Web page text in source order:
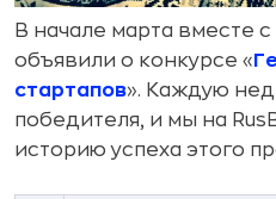
В начале марта вместе
объявили о конкурсе «
стартапов». Каждую
победителя, и мы на
историю успеха этого